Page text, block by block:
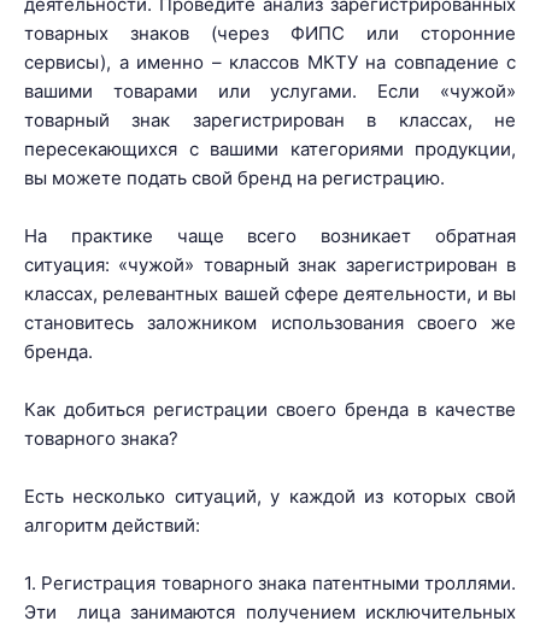
товарных знаков (через ФИПС или сторонние
сервисы), а именно – классов МКТУ на совпадение с
вашими товарами или услугами. Если «чужой»
товарный знак зарегистрирован в классах, не
пересекающихся с вашими категориями продукции,
вы можете подать свой бренд на регистрацию.
На практике чаще всего возникает обратная
ситуация: «чужой» товарный знак зарегистрирован в
классах, релевантных вашей сфере деятельности, и вы
становитесь заложником использования своего же
бренда.
Как добиться регистрации своего бренда в качестве
товарного знака?
Есть несколько ситуаций, у каждой из которых свой
алгоритм действий:
1. Регистрация товарного знака патентными троллями.
Эти лица занимаются получением исключительных